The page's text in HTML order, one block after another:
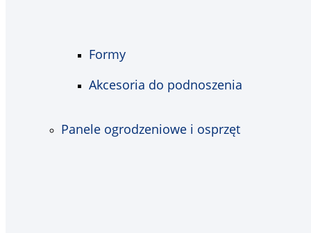
Formy
Akcesoria do podnoszenia
Panele ogrodzeniowe i osprzęt